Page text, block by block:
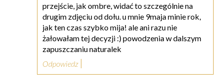
przejście, jak ombre, widać to szczególnie na
drugim zdjęciu od dołu. u mnie 9maja minie rok,
jak ten czas szybko mija! ale ani razu nie
żałowałam tej decyzji :) powodzenia w dalszym
zapuszczaniu naturalek
Odpowiedz